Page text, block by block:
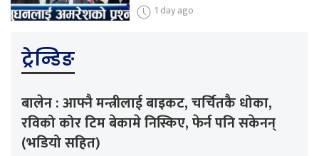
1 day ago
ट्रेन्डिङ
बालेन : आफ्नै मन्त्रीलाई बाइकट, चर्चितकै धोका,
रविको कोर टिम बेकामे निस्किए, फेर्न पनि सकेनन्
(भडियो सहित)